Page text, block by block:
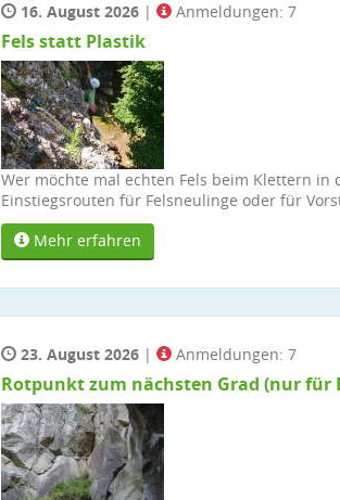
16. August 2026 | Anmeldungen: 7
Fels statt Plastik
Wer möchte mal echten Fels beim Klettern in
Einstiegsrouten für Felsneulinge oder für
Mehr erfahren
23. August 2026 | Anmeldungen: 7
Rotpunkt zum nächsten Grad (nur für